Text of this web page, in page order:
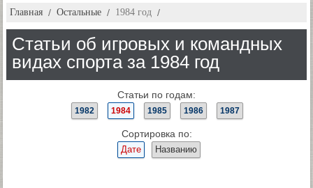
Главная Остальные 1984 год
Статьи об игровых и командных
видах спорта за 1984 год
Статьи по годам:
1982 1984 1985 1986 1987
Сортировка по:
Дате Названию